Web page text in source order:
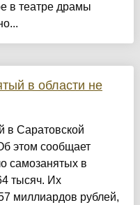
в театре драмы
в области не
в Саратовской
этом сообщает
самозанятых в
тысяч. Их
миллиардов рублей,